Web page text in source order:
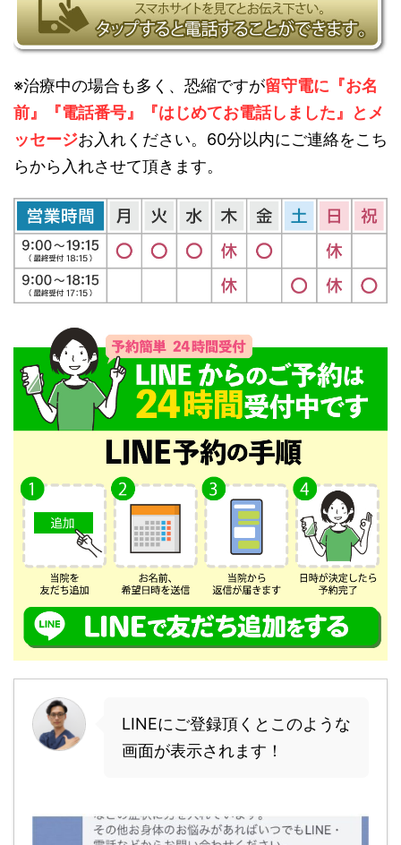
※治療中の場合も多く、恐縮ですが留守電に『お名
前』『電話番号』『はじめてお電話しました』とメ
ッセージお入れください。60分以内にご連絡をこち
らから入れさせて頂きます。
LINEにご登録頂くとこのような
画面が表示されます！